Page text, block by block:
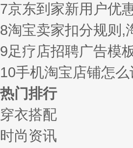
7京东到家新用户优
8淘宝卖家扣分规则,
9足疗店招聘广告模
10手机淘宝店铺怎
热门排行
穿衣搭配
时尚资讯